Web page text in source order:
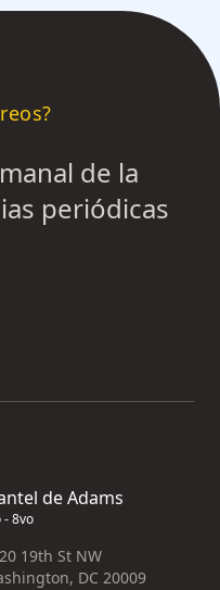
de la
periódicas
de Adams
- 8vo
19th St NW
DC 20009